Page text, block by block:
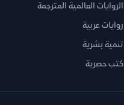
الروايات العالمية المترجمة
روايات عربية
تنمية بشرية
كتب حصرية